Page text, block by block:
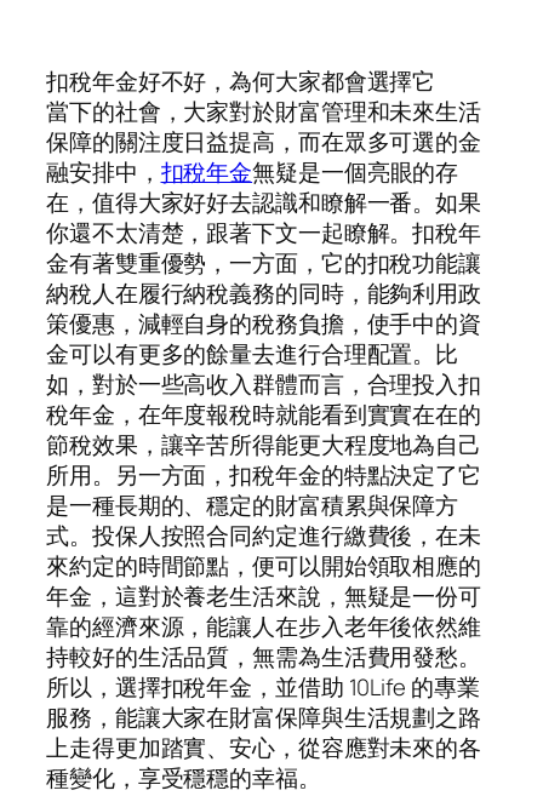
扣稅年金好不好，為何大家都會選擇它
當下的社會，大家對於財富管理和未來生活
保障的關注度日益提高，而在眾多可選的金
融安排中， 扣稅年金無疑是一個亮眼的存
在，值得大家好好去認識和瞭解一番。如果
你還不太清楚，跟著下文一起瞭解。扣稅年
金有著雙重優勢，一方面，它的扣稅功能讓
納稅人在履行納稅義務的同時，能夠利用政
策優惠，減輕自身的稅務負擔，使手中的資
金可以有更多的餘量去進行合理配置。比
如，對於一些高收入群體而言，合理投入扣
稅年金，在年度報稅時就能看到實實在在的
節稅效果，讓辛苦所得能更大程度地為自己
所用。另一方面，扣稅年金的特點決定了它
是一種長期的、穩定的財富積累與保障方
式。投保人按照合同約定進行繳費後，在未
來約定的時間節點，便可以開始領取相應的
年金，這對於養老生活來說，無疑是一份可
靠的經濟來源，能讓人在步入老年後依然維
持較好的生活品質，無需為生活費用發愁。
所以，選擇扣稅年金，並借助 10Life 的專業
服務，能讓大家在財富保障與生活規劃之路
上走得更加踏實、安心，從容應對未來的各
種變化，享受穩穩的幸福。